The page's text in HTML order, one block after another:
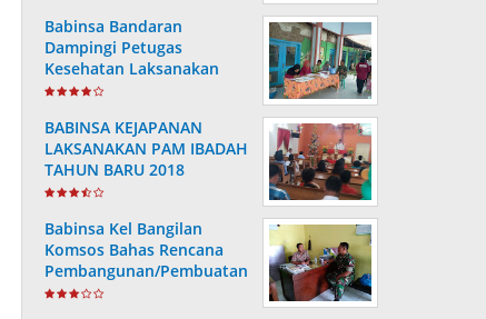
Babinsa Bandaran
Dampingi Petugas
Kesehatan Laksanakan
Posyandu KB Kes
BABINSA KEJAPANAN
LAKSANAKAN PAM IBADAH
TAHUN BARU 2018
Babinsa Kel Bangilan
Komsos Bahas Rencana
Pembangunan/Pembuatan
Saluran Air